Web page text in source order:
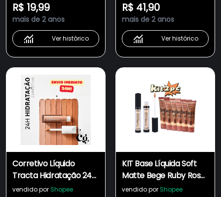
R$ 19,99
mais de 2 anos
Ver histórico
R$ 41,90
mais de 2 anos
Ver histórico
Corretivo Líquido
Tracta Hidratação 24h
Hidratação ou
vendido por Shopee
KIT Base Líquida Soft
Matte Bege Ruby Rose
+ Corretivo Líquido
vendido por Shopee